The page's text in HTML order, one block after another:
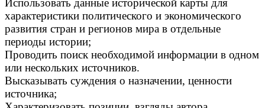
Использовать данные исторической карты для
характеристики политического и экономического
развития стран и регионов мира в отдельные
периоды истории;
Проводить поиск необходимой информации в одном
или нескольких источников.
Высказывать суждения о назначении, ценности
источника;